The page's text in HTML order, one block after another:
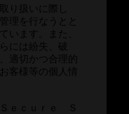
り扱いに際し
理を行なうとと
います。また、
には紛失、破
適切かつ合理的
客様等の個人情
Ｓｅｃｕｒｅ Ｓ